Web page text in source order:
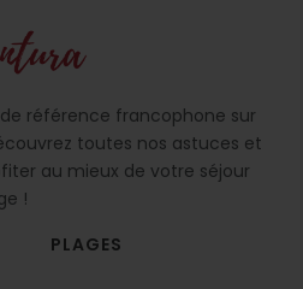
référence francophone sur
toutes nos astuces et
au mieux de votre séjour
!
PLAGES